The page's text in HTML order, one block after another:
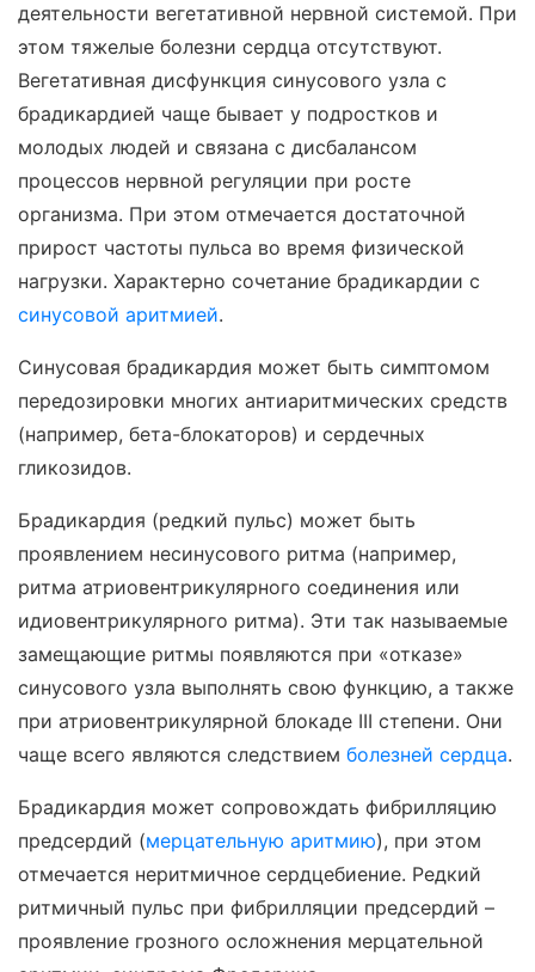
деятельности вегетативной нервной системой. При
этом тяжелые болезни сердца отсутствуют.
Вегетативная дисфункция синусового узла с
брадикардией чаще бывает у подростков и
молодых людей и связана с дисбалансом
процессов нервной регуляции при росте
организма. При этом отмечается достаточной
прирост частоты пульса во время физической
нагрузки. Характерно сочетание брадикардии с
синусовой аритмией.
Синусовая брадикардия может быть симптомом
передозировки многих антиаритмических средств
(например, бета-блокаторов) и сердечных
гликозидов.
Брадикардия (редкий пульс) может быть
проявлением несинусового ритма (например,
ритма атриовентрикулярного соединения или
идиовентрикулярного ритма). Эти так называемые
замещающие ритмы появляются при «отказе»
синусового узла выполнять свою функцию, а также
при атриовентрикулярной блокаде III степени. Они
чаще всего являются следствием болезней сердца.
Брадикардия может сопровождать фибрилляцию
предсердий (мерцательную аритмию), при этом
отмечается неритмичное сердцебиение. Редкий
ритмичный пульс при фибрилляции предсердий –
проявление грозного осложнения мерцательной